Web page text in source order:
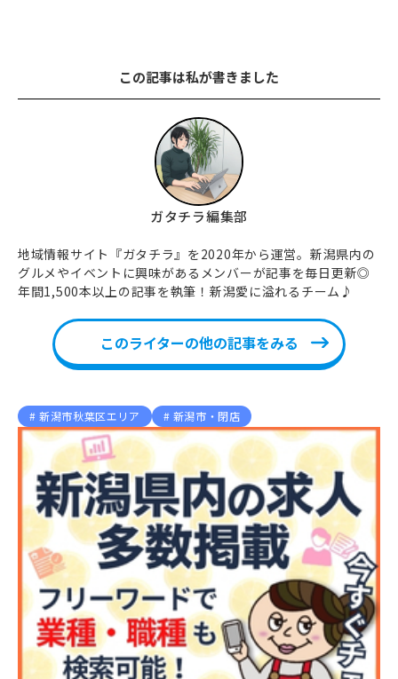
この記事は私が書きました
ガタチラ編集部
地域情報サイト『ガタチラ』を2020年から運営。新潟県内の
グルメやイベントに興味があるメンバーが記事を毎日更新◎
年間1,500本以上の記事を執筆！新潟愛に溢れるチーム♪
このライターの他の記事をみる
新潟市秋葉区エリア 新潟市・閉店